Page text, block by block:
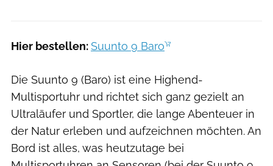
Hier bestellen:Suunto 9 Baro
Die Suunto 9 (Baro) ist eine Highend-
Multisportuhr und richtet sich ganz gezielt an
Ultraläufer und Sportler, die lange Abenteuer in
der Natur erleben und aufzeichnen möchten. An
Bord ist alles, was heutzutage bei